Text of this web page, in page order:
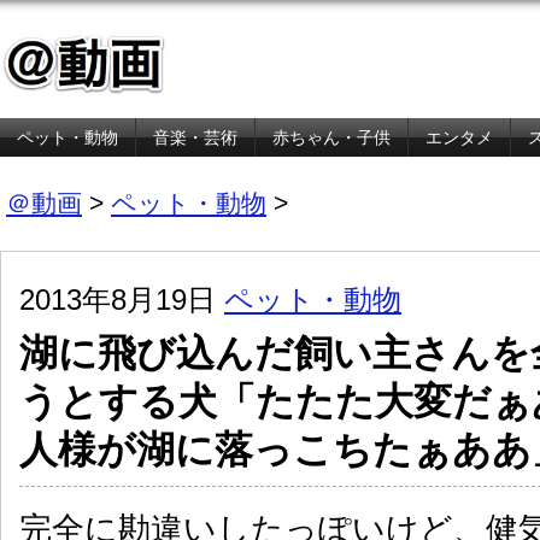
ペット・動物 音楽・芸術 赤ちゃん・子供 エンタメ
＠動画 > ペット・動物 >
2013年8月19日 ペット・動物
湖に飛び込んだ飼い主さん
うとする犬「たたた大変だ
人様が湖に落っこちたぁああ
完全に勘違いしたっぽいけど、健